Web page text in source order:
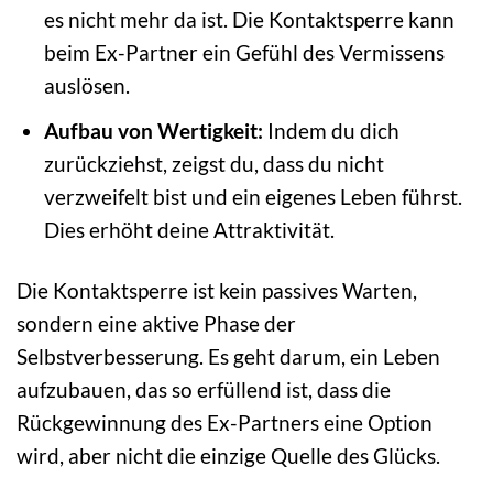
es nicht mehr da ist. Die Kontaktsperre kann
beim Ex-Partner ein Gefühl des Vermissens
auslösen.
Aufbau von Wertigkeit: Indem du dich
zurückziehst, zeigst du, dass du nicht
verzweifelt bist und ein eigenes Leben führst.
Dies erhöht deine Attraktivität.
Die Kontaktsperre ist kein passives Warten,
sondern eine aktive Phase der
Selbstverbesserung. Es geht darum, ein Leben
aufzubauen, das so erfüllend ist, dass die
Rückgewinnung des Ex-Partners eine Option
wird, aber nicht die einzige Quelle des Glücks.